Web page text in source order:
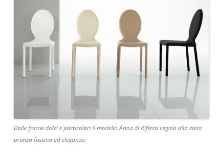
Dalle forme dolci e particolari il modello Anna di Riflessi regala alla zona
pranzo fascino ed eleganza.